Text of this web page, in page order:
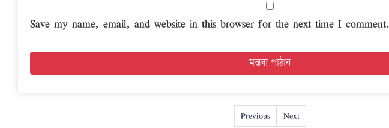
Save my name, email, and website in this browser for the next time I comment.
Previous Next